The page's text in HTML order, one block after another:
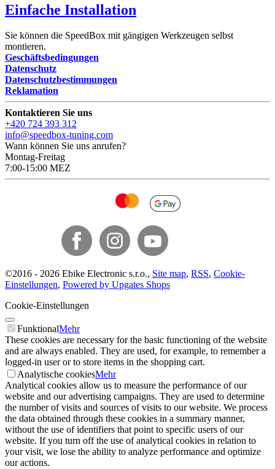
Einfache Installation
Sie können die SpeedBox mit gängigen Werkzeugen selbst
montieren.
Geschäftsbedingungen
Datenschutz
Datenschutzbestimmungen
Reklamation
Kontaktieren Sie uns
+420 724 393 312
info@speedbox-tuning.com
Wann können Sie uns anrufen?
Montag-Freitag
7:00-15:00 MEZ
©2016 - 2026 Ebike Electronic s.r.o., Site map, RSS, Cookie-
Einstellungen, Powered by Upgates Shops
Cookie-Einstellungen
FunktionalMehr
These cookies are necessary for the basic functioning of the website
and are always enabled. They are used, for example, to remember a
logged-in user or to store items in the shopping cart.
Analytische cookiesMehr
Analytical cookies allow us to measure the performance of our
website and our advertising campaigns. They are used to determine
the number of visits and sources of visits to our website. We process
the data obtained through these cookies in a summary manner,
without the use of identifiers that point to specific users of our
website. If you turn off the use of analytical cookies in relation to
your visit, we lose the ability to analyze performance and optimize
our actions.